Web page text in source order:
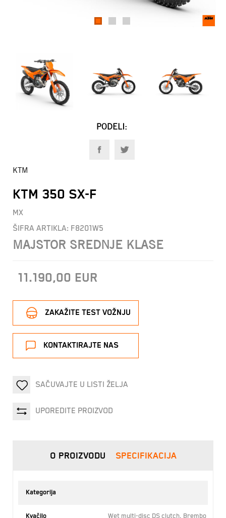
1
PODELI:
KTM
KTM 350 SX-F
MX
ŠIFRA ARTIKLA: F8201W5
MAJSTOR SREDNJE KLASE
11.190,00 EUR
ZAKAŽITE TEST VOŽNJU
KONTAKTIRAJTE NAS
SAČUVAJTE U LISTI ŽELJA
UPOREDITE PROIZVOD
SPECIFIKACIJA
O PROIZVODU
Kategorija
Kvačilo Wet multi-disc DS clutch, Brembo